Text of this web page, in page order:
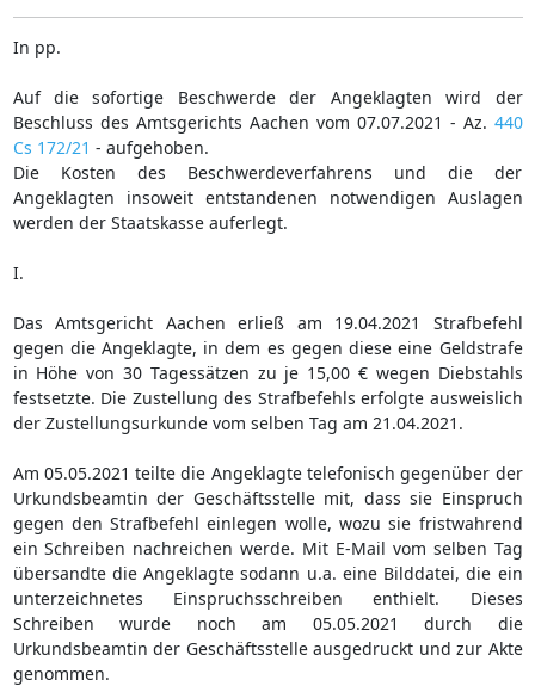
In pp.
Auf die sofortige Beschwerde der Angeklagten wird der
Beschluss des Amtsgerichts Aachen vom 07.07.2021 - Az. 440
Cs 172/21 - aufgehoben.
Die Kosten des Beschwerdeverfahrens und die der
Angeklagten insoweit entstandenen notwendigen Auslagen
werden der Staatskasse auferlegt.
I.
Das Amtsgericht Aachen erließ am 19.04.2021 Strafbefehl
gegen die Angeklagte, in dem es gegen diese eine Geldstrafe
in Höhe von 30 Tagessätzen zu je 15,00 € wegen Diebstahls
festsetzte. Die Zustellung des Strafbefehls erfolgte ausweislich
der Zustellungsurkunde vom selben Tag am 21.04.2021.
Am 05.05.2021 teilte die Angeklagte telefonisch gegenüber der
Urkundsbeamtin der Geschäftsstelle mit, dass sie Einspruch
gegen den Strafbefehl einlegen wolle, wozu sie fristwahrend
ein Schreiben nachreichen werde. Mit E-Mail vom selben Tag
übersandte die Angeklagte sodann u.a. eine Bilddatei, die ein
unterzeichnetes Einspruchsschreiben enthielt. Dieses
Schreiben wurde noch am 05.05.2021 durch die
Urkundsbeamtin der Geschäftsstelle ausgedruckt und zur Akte
genommen.